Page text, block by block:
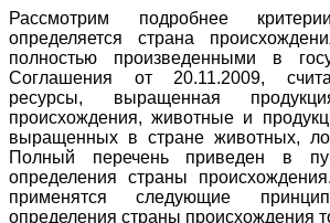
Рассмотрим подробнее
определяется страна
полностью произведенными в
Соглашения от 20.11.2009,
ресурсы, выращенная
происхождения, животные и
выращенных в стране животных,
Полный перечень приведен в
определения страны
применятся следующие
определения страны происхождения